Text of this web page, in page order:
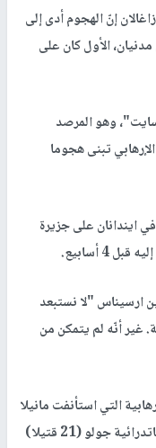
إنّ الهجوم أدى إلى
بينما قتل مدنيان، الأول كان على
وهو المرصد
تبنى هجوما
ايندانان على جزيرة
ارسيناس "لا نستبعد
غير أنّه لم يتمكن من
التي استأنفت مانيلا
حملتها ضدّها عقب هجوم انتحاري استهدف كاتدرائية جولو (21 قتيلا)